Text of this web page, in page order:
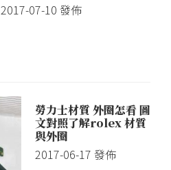
2017-07-10 發佈
勞力士材質 外圈怎看 圖
文對照了解rolex 材質
與外圈
2017-06-17 發佈